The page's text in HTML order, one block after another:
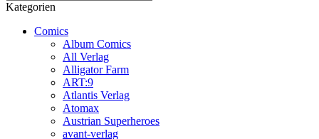
Kategorien
Comics
Album Comics
All Verlag
Alligator Farm
ART:9
Atlantis Verlag
Atomax
Austrian Superheroes
avant-verlag